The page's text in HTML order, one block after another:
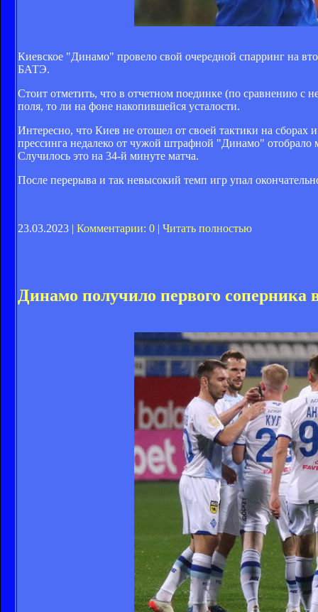
Киевское "Динамо" провело свой очередной спарринг на
БАТЭ.
Стоит отметить, что в отчетном поединке (по сравнению с
поля, то ли на фоне накопившейся усталости.
Интересно, что Киев не отошел от своей тактики на сборах
прессинга недалеко от чужой штрафной "Динамо" отобрало
Случилось это на 34-й минуте матча.
После перерыва и так невысокий темп игр упал
23.03.2023 | Комментарии: 0 | Читать полностью
Динамо получило первого